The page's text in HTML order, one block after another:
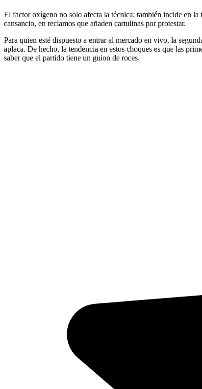
El factor oxígeno no solo afecta la técnica; también incide en
cansancio, en reclamos que añaden cartulinas por protestar.
Para quien esté dispuesto a entrar al mercado en vivo, la
aplaca. De hecho, la tendencia en estos choques es que las
saber que el partido tiene un guion de roces.